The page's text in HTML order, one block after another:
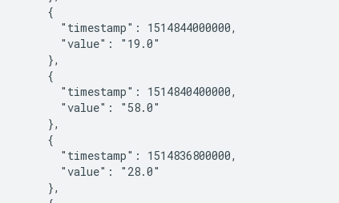
{
"timestamp": 1514844000000,
"value": "19.0"
},
{
"timestamp": 1514840400000,
"value": "58.0"
},
{
"timestamp": 1514836800000,
"value": "28.0"
},